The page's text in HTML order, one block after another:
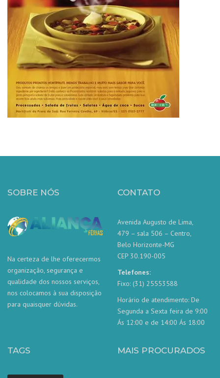
SOBRE NÓS
Na certeza de lhe oferecermos
organização, segurança e
qualidade dos nossos serviços,
nos colocamos à sua disposição
para quaisquer dúvidas.
CONTATO
Avenida Augusto de Lima,
479 – sala 506 – Centro,
Belo Horizonte-MG
CEP 30.190-005
Telefones:
Fixo: (31) 25553588
Horário de atendimento: De
Segunda a Sexta feira de 9:00
Ás 12:00 e de 14:00 Ás 18:00
TAGS MAIS PROCURADOS